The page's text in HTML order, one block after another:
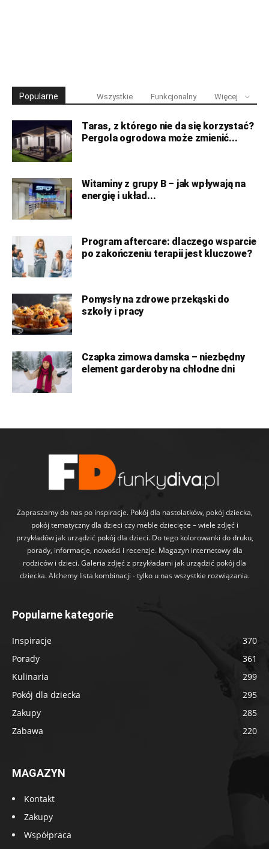
Popularne Wszystkie Funkcjonalny Więcej
Taras, z którego nie da się korzystać?
Pergola ogrodowa może zmienić...
Witaminy z grupy B – jak wpływają na
energię i układ...
Program aftercare: dlaczego wsparcie
po zakończeniu terapii jest kluczowe?
Pomysły na zdrowe przekąski do
szkoły i pracy
Czapka zimowa damska – niezbędny
element garderoby na chłodne dni
Zapraszamy do nas po inspiracje. Pokój dla nastolatków, pokój dziecka,
pokój tematyczny dla dzieci czy meble dziecięce – wiele zdjęć i
przykładów jak urządzić pokój dla dzieci. Do tego kolorowanki do druku,
porady, informacje, nowości i recenzje. Magazyn internetowy dla
rodziców i dzieci. Galeria zdjęć z przykładami jak urządzić pokój dla
dziecka. Alchemy lista kombinacji - tylko u nas wszystkie rozwiązania.
Popularne kategorie
Inspiracje
370
Porady
361
Kulinaria
299
Pokój dla dziecka
295
Zakupy
285
Zabawa
220
MAGAZYN
Kontakt
Zakupy
Współpraca